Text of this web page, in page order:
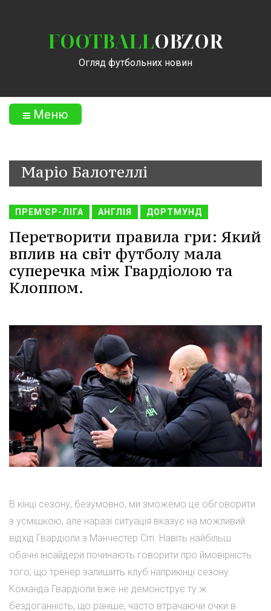
FOOTBALLOBZOR
Огляд футбольних новин
Меню
Маріо Балотеллі
ПРЕМ'ЄР-ЛІГА АНГЛІЯ ДОРТМУНД
Перетворити правила гри: Який
вплив на світ футболу мала
суперечка між Гвардіолою та
Клоппом.
В кінці сезону, безумовно, ми зможемо це обговорити
з усмішкою, але наразі ситуація вказує на можливий
відхід Гвардіоли з Манчестер Сіті. Навіть найбільш
обачні інсайдери починають говорити про ймовірність
того, що тренер залишить клуб наприкінці сезону.
Команда Гвардіоли вже не демонструє ту ж
бездоганність, що раніше, часто втрачаючи очки в